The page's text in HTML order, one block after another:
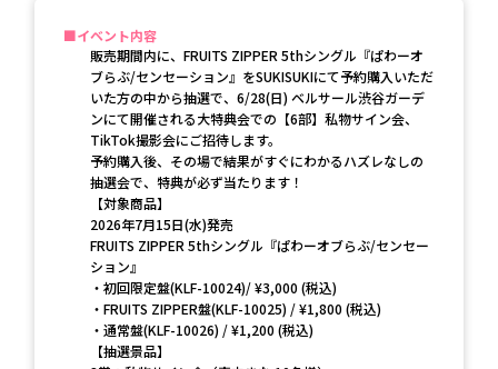
イベント内容
販売期間内に、FRUITS ZIPPER 5thシングル『ぱわーオ
ブらぶ/センセーション』をSUKISUKIにて予約購入いただ
いた方の中から抽選で、6/28(日) ベルサール渋谷ガーデ
ンにて開催される大特典会での【6部】私物サイン会、
TikTok撮影会にご招待します。
予約購入後、その場で結果がすぐにわかるハズレなしの
抽選会で、特典が必ず当たります！
【対象商品】
2026年7月15日(水)発売
FRUITS ZIPPER 5thシングル『ぱわーオブらぶ/センセー
ション』
・初回限定盤(KLF-10024)/ ¥3,000 (税込)
・FRUITS ZIPPER盤(KLF-10025) / ¥1,800 (税込)
・通常盤(KLF-10026) / ¥1,200 (税込)
【抽選景品】